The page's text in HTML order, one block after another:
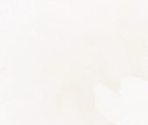
にある
式ブログ
」。象印マ
トラン」と
提供しま